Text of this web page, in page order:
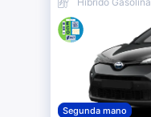
Segunda mano